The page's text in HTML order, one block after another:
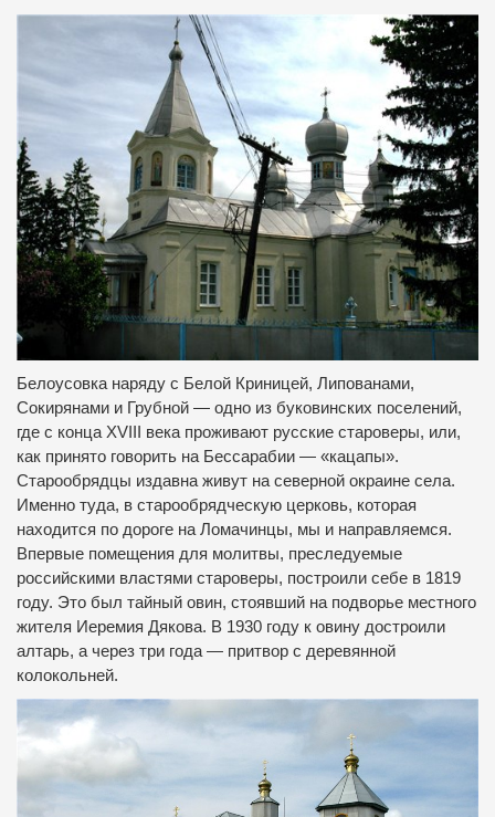
Белоусовка наряду с Белой Криницей, Липованами,
Сокирянами и Грубной — одно из буковинских поселений,
где с конца XVIII века проживают русские староверы, или,
как принято говорить на Бессарабии — «кацапы».
Старообрядцы издавна живут на северной окраине села.
Именно туда, в старообрядческую церковь, которая
находится по дороге на Ломачинцы, мы и направляемся.
Впервые помещения для молитвы, преследуемые
российскими властями староверы, построили себе в 1819
году. Это был тайный овин, стоявший на подворье местного
жителя Иеремия Дякова. В 1930 году к овину достроили
алтарь, а через три года — притвор с деревянной
колокольней.